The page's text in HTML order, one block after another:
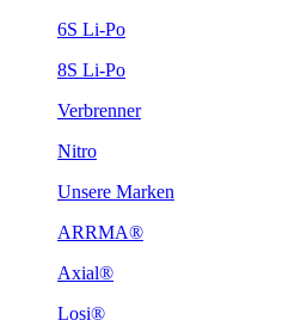
6S Li-Po
8S Li-Po
Verbrenner
Nitro
Unsere Marken
ARRMA®
Axial®
Losi®